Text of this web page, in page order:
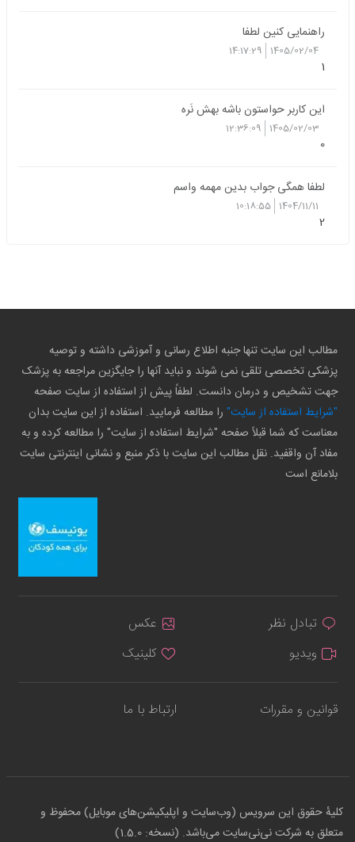
راهنمایی کنین لطفا
1405/02/04
14:17:29
1
این کاربر حواستون باشه بهش نَرِه
1405/02/03
12:36:09
0
لطفا همگی جواب بدین مهمه واسم
1404/11/11
10:18:55
2
مطالب این سایت تنها جنبه اطلاع رسانی و آموزشی داشته و توصیه
پزشکی تخصصی تلقی نمی شوند و نباید آنها را جایگزین مراجعه به پزشک
جهت تشخیص و درمان دانست. لطفاً پیش از استفاده از سایت صفحه
"شرایط استفاده از سایت" را مطالعه فرمایید. استفاده از این سایت بدان
معناست که شما قبلاً صفحه "شرایط استفاده از سایت" را مطالعه کرده و به
مفاد آن واقفید. نقل مطالب این سایت با ذکر منبع و نشانی اینترنتی سایت
بلامانع است
تبادل نظر
عکس
ویدیو
کلینیک
قوانین و مقررات ارتباط با ما
کلیهٔ حقوق این سرویس (وب‌سایت و اپلیکیشن‌های موبایل) محفوظ و
متعلق به شرکت نی‌نی‌سایت می‌باشد. (نسخه: 1.5.0)